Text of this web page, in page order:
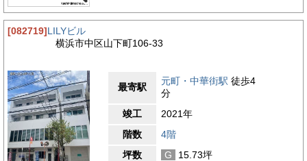
[082719]LILYビル
横浜市中区山下町106-33
最寄駅
元町・中華街駅 徒歩4
分
竣工
2021年
階数
4階
坪数
G
15.73坪